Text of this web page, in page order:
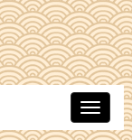
Toggle